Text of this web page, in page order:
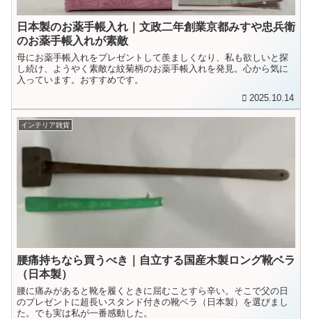
日本製のお薬手帳入れ｜文政二年創業京都みすや忠兵衛
のお薬手帳入れが素敵
母にお薬手帳入れをプレゼントして羨ましくなり、私も欲しいと探
し続け、ようやく素敵な紋菊柄のお薬手帳入れを発見。心から気に
入っています。おすすめです。
2025.10.14
インテリア雑貨
腰痛持ちなら買うべき｜自立する国産木製ロング靴ベラ
（日本製）
腰に痛みがあると靴を履くときに屈むことすら辛い。そこで父の日
のプレゼントに超長いスタンド付きの靴ベラ（日本製）を選びまし
た。でも実は私が一番感動した。